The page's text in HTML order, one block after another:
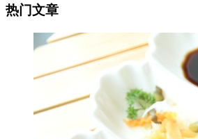
热门文章